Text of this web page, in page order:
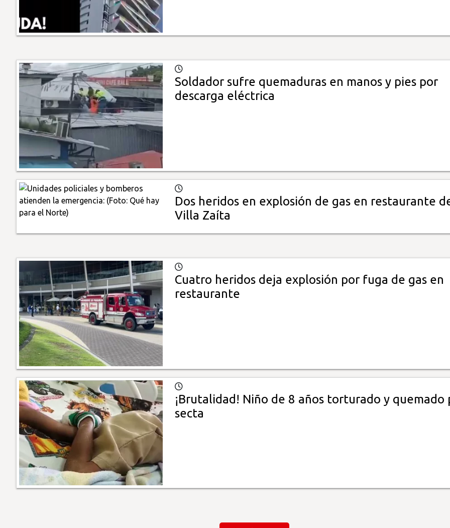
Soldador sufre quemaduras en manos y pies por
descarga eléctrica
Dos heridos en explosión de gas en restaurante
Villa Zaíta
Cuatro heridos deja explosión por fuga de gas en
restaurante
¡Brutalidad! Niño de 8 años torturado y quemado
secta